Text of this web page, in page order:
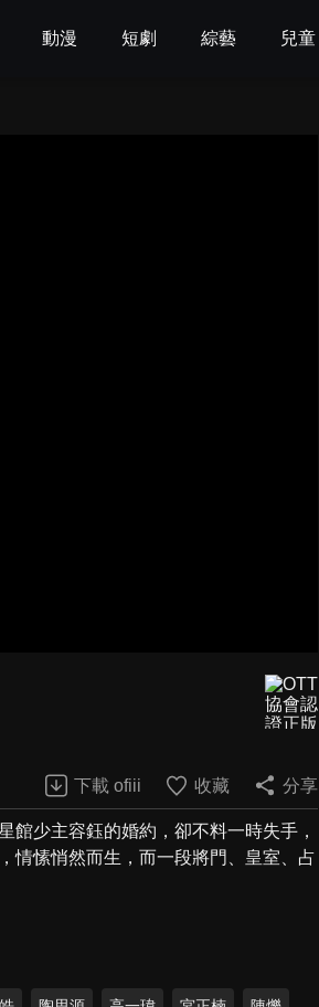
動漫 短劇 綜藝 兒童
下載 ofiii 收藏 分享
館少主容鈺的婚約，卻不料一時失手，
情愫悄然而生，而一段將門、皇室、占